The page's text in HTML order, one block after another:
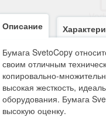
Описание
Бумага SvetoCopy
своим отличным
копировально-
высокая жесткость,
оборудования. Бумага
высокую оценку.